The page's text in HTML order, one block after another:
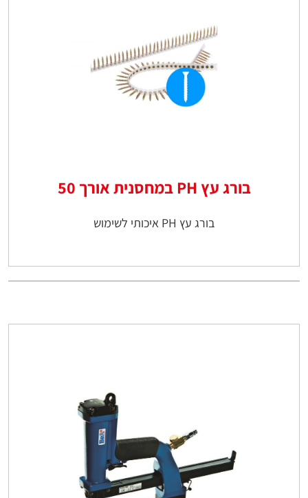
בורג עץ PH במחסנית אורך 50
בורג עץ PH איכותי לשימוש